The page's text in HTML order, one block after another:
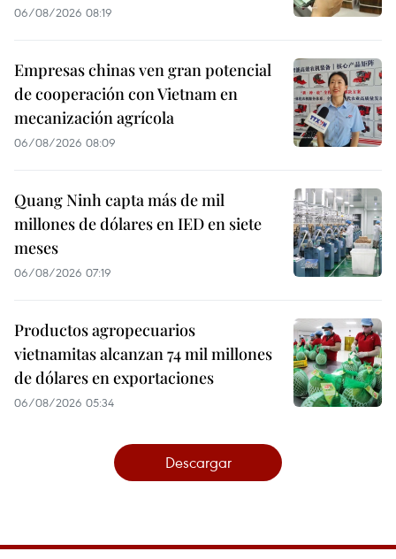
06/08/2026 08:19
Empresas chinas ven gran potencial
de cooperación con Vietnam en
mecanización agrícola
06/08/2026 08:09
Quang Ninh capta más de mil
millones de dólares en IED en siete
meses
06/08/2026 07:19
Productos agropecuarios
vietnamitas alcanzan 74 mil millones
de dólares en exportaciones
06/08/2026 05:34
Descargar